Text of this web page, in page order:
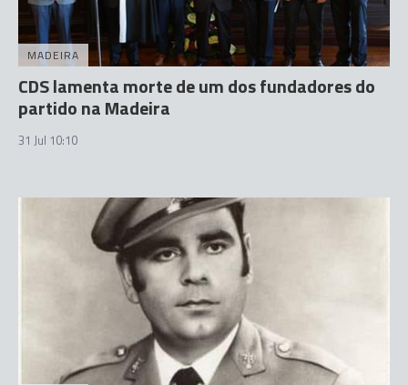
MADEIRA
CDS lamenta morte de um dos fundadores do
partido na Madeira
31 Jul 10:10